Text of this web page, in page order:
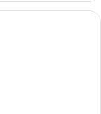
Bed | 고급 침구, 객